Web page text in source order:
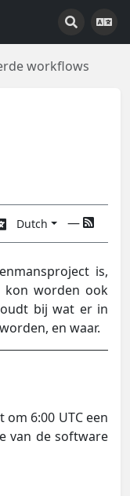
workflows
Dutch —
is,
kon worden ook
bij wat er in
en waar.
6:00 UTC een
van de software